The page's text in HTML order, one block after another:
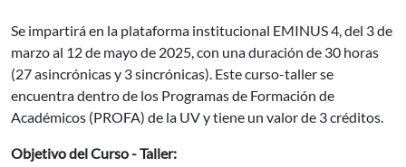
Se impartirá en la plataforma institucional EMINUS 4, del 3 de
marzo al 12 de mayo de 2025, con una duración de 30 horas
(27 asincrónicas y 3 sincrónicas). Este curso-taller se
encuentra dentro de los Programas de Formación de
Académicos (PROFA) de la UV y tiene un valor de 3 créditos.
Objetivo del Curso - Taller: